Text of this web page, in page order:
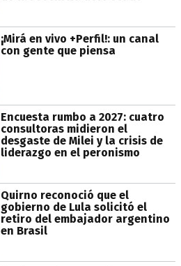
¡Mirá en vivo +Perfil!: un canal
con gente que piensa
Encuesta rumbo a 2027: cuatro
consultoras midieron el
desgaste de Milei y la crisis de
liderazgo en el peronismo
Quirno reconoció que el
gobierno de Lula solicitó el
retiro del embajador argentino
en Brasil